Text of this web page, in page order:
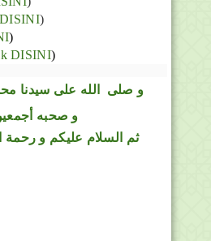
)
)
DISINI)
و صلى الله على سيدنا
و صحبه
ثم السلام عليكم و رحمة